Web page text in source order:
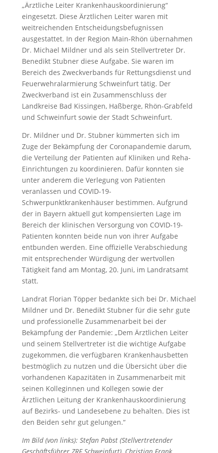
„Ärztliche Leiter Krankenhauskoordinierung“
eingesetzt. Diese Ärztlichen Leiter waren mit
weitreichenden Entscheidungsbefugnissen
ausgestattet. In der Region Main-Rhön übernahmen
Dr. Michael Mildner und als sein Stellvertreter Dr.
Benedikt Stubner diese Aufgabe. Sie waren im
Bereich des Zweckverbands für Rettungsdienst und
Feuerwehralarmierung Schweinfurt tätig. Der
Zweckverband ist ein Zusammenschluss der
Landkreise Bad Kissingen, Haßberge, Rhön-Grabfeld
und Schweinfurt sowie der Stadt Schweinfurt.
Dr. Mildner und Dr. Stubner kümmerten sich im
Zuge der Bekämpfung der Coronapandemie darum,
die Verteilung der Patienten auf Kliniken und Reha-
Einrichtungen zu koordinieren. Dafür konnten sie
unter anderem die Verlegung von Patienten
veranlassen und COVID-19-
Schwerpunktkrankenhäuser bestimmen. Aufgrund
der in Bayern aktuell gut kompensierten Lage im
Bereich der klinischen Versorgung von COVID-19-
Patienten konnten beide nun von ihrer Aufgabe
entbunden werden. Eine offizielle Verabschiedung
mit entsprechender Würdigung der wertvollen
Tätigkeit fand am Montag, 20. Juni, im Landratsamt
statt.
Landrat Florian Töpper bedankte sich bei Dr. Michael
Mildner und Dr. Benedikt Stubner für die sehr gute
und professionelle Zusammenarbeit bei der
Bekämpfung der Pandemie: „Dem Ärztlichen Leiter
und seinem Stellvertreter ist die wichtige Aufgabe
zugekommen, die verfügbaren Krankenhausbetten
bestmöglich zu nutzen und die Übersicht über die
vorhandenen Kapazitäten in Zusammenarbeit mit
seinen Kolleginnen und Kollegen sowie der
Ärztlichen Leitung der Krankenhauskoordinierung
auf Bezirks- und Landesebene zu behalten. Dies ist
den Beiden sehr gut gelungen.“
Im Bild (von links): Stefan Pabst (Stellvertretender